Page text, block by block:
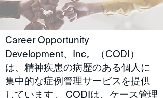
Career Opportunity
Development、Inc。（CODI）
は、精神疾患の病歴のある個人に
集中的な症例管理サービスを提供
しています。 CODIは、ケース管理